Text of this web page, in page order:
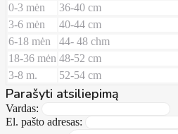
0-3 mėn
36-40 cm
3-6 mėn
40-44 cm
6-18 mėn
44- 48 chm
18-36 mėn 48-52 cm
3-8 m.
52-54 cm
Parašyti atsiliepimą
Vardas:
El. pašto adresas: